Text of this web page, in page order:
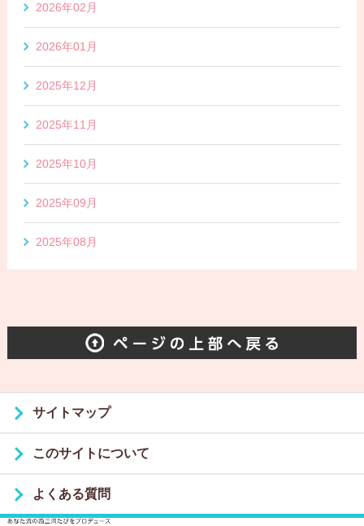
2026年02月
2026年01月
2025年12月
2025年11月
2025年10月
2025年09月
2025年08月
サイトマップ
このサイトについて
よくある質問